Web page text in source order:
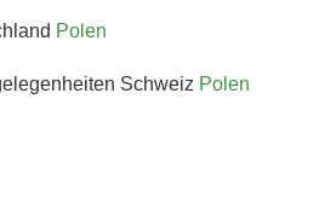
Polen
Schweiz Polen